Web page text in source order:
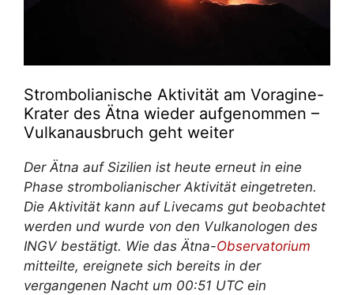
Strombolianische Aktivität am Voragine-
Krater des Ätna wieder aufgenommen –
Vulkanausbruch geht weiter
Der Ätna auf Sizilien ist heute erneut in eine
Phase strombolianischer Aktivität eingetreten.
Die Aktivität kann auf Livecams gut beobachtet
werden und wurde von den Vulkanologen des
INGV bestätigt. Wie das Ätna-Observatorium
mitteilte, ereignete sich bereits in der
vergangenen Nacht um 00:51 UTC ein